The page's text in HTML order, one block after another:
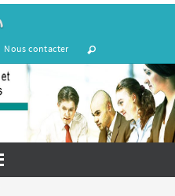
Nous contacter